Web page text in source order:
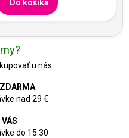
Do košíka
u nás:
nad 29 €
do 15:30